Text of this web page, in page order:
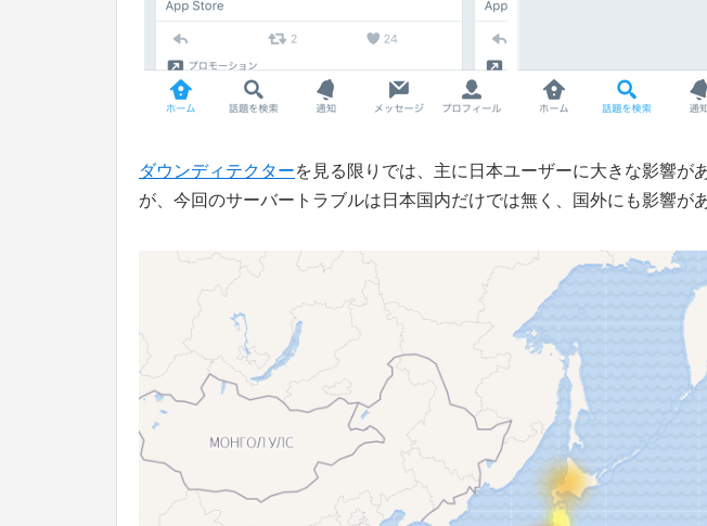
ダウンディテクターを見る限りでは、主に日本ユーザーに大きな影響が
が、今回のサーバートラブルは日本国内だけでは無く、国外にも影響が